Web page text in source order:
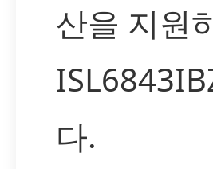
산을 지원
다.